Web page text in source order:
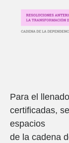
Para el
certificadas,
espacios
de la cadena